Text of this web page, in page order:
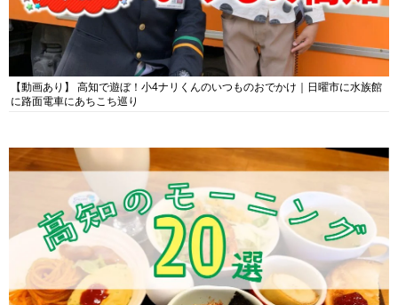
【動画あり】 高知で遊ぼ！小4ナリくんのいつものおでかけ｜日曜市に水族館
に路面電車にあちこち巡り